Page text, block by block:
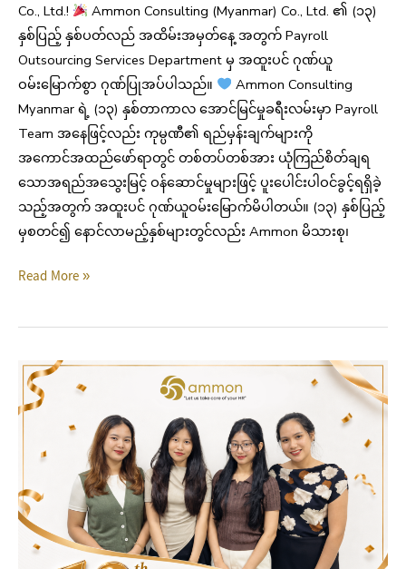
Co., Ltd.!
Ammon Consulting (Myanmar) Co., Ltd. ၏ (၁၃)
နှစ်ပြည့် နှစ်ပတ်လည် အထိမ်းအမှတ်နေ့ အတွက် Payroll
Outsourcing Services Department မှ အထူးပင် ဂုဏ်ယူ
ဝမ်းမြောက်စွာ ဂုဏ်ပြုအပ်ပါသည်။
Ammon Consulting
Myanmar ရဲ့ (၁၃) နှစ်တာကာလ အောင်မြင်မှုခရီးလမ်းမှာ Payroll
Team အနေဖြင့်လည်း ကုမ္ပဏီ၏ ရည်မှန်းချက်များကို
အကောင်အထည်ဖော်ရာတွင် တစ်တပ်တစ်အား ယုံကြည်စိတ်ချရ‌
သောအရည်အသွေးမြင့် ဝန်ဆောင်မှုများဖြင့် ပူးပေါင်းပါဝင်ခွင့်ရရှိခဲ့
သည့်အတွက် အထူးပင် ဂုဏ်ယူဝမ်းမြောက်မိပါတယ်။ (၁၃) နှစ်ပြည့်
မှစတင်၍ နောင်လာမည့်နှစ်များတွင်လည်း Ammon မိသားစု၊
Read More »
Ammon
13th
Year
Anniversary